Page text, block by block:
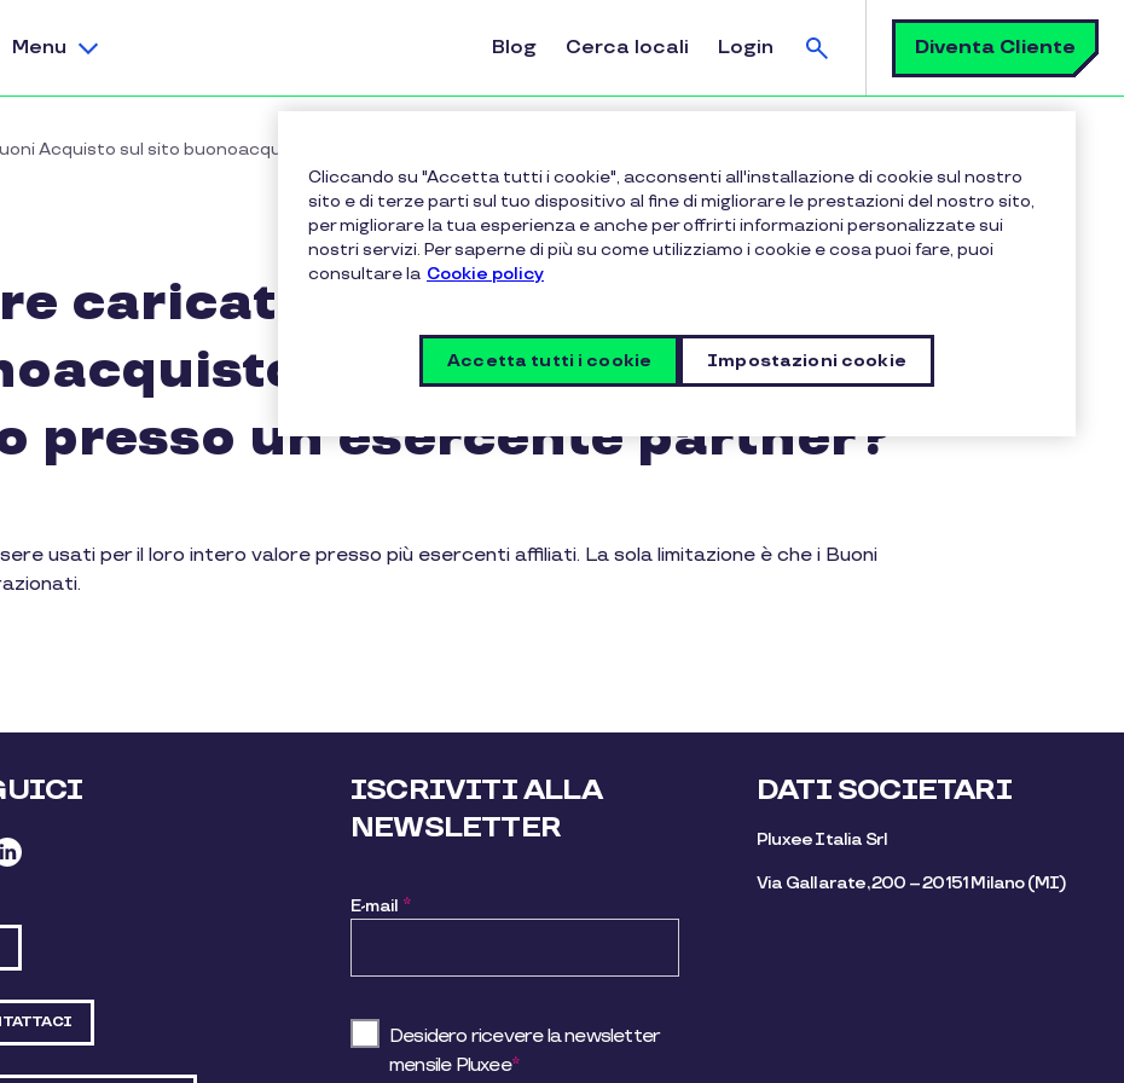
Menu
Blog Cerca locali Login
Cerca
Diventa Cliente
Acquisto sul sito buonoacquisto.pluxee.it è possibile usarli solo presso un esercente partner?
caricato i Buoni Acquisto sul
è possibile
presso un esercente partner?
usati per il loro intero valore presso più esercenti affiliati. La sola limitazione è che i Buoni
ISCRIVITI ALLA
NEWSLETTER
E-mail *
Desidero ricevere la newsletter
mensile Pluxee*
DATI SOCIETARI
Pluxee Italia Srl
Via Gallarate, 200 – 20151 Milano (MI)
Cliccando su "Accetta tutti i cookie", acconsenti all'installazione di cookie sul nostro
sito e di terze parti sul tuo dispositivo al fine di migliorare le prestazioni del nostro sito,
per migliorare la tua esperienza e anche per offrirti informazioni personalizzate sui
nostri servizi. Per saperne di più su come utilizziamo i cookie e cosa puoi fare, puoi
consultare la Cookie policy
Impostazioni cookie
Accetta tutti i cookie